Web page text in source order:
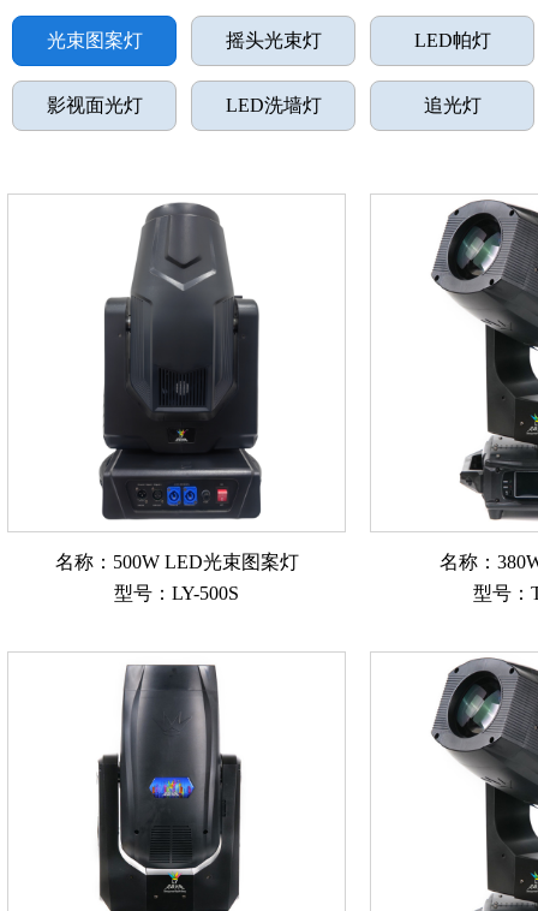
光束图案灯 摇头光束灯 LED帕灯
影视面光灯 LED洗墙灯 追光灯
名称：500W LED光束图案灯
型号：LY-500S
名称：
型号：